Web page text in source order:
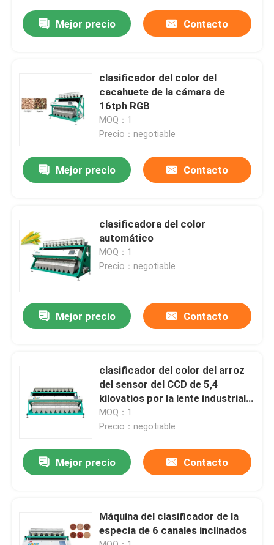
Productos
Sobre nosotros
Viaje de la fábrica
Éntrenos en contacto con
Noticias
Pida una cita
clasificador del color del grano
Mejor precio Contacto
clasificador del color del
cacahuete de la cámara de
16tph RGB
MOQ：1
Precio：negotiable
Mejor precio Contacto
clasificadora del color
automático
MOQ：1
Precio：negotiable
Mejor precio Contacto
clasificador del color del arroz
del sensor del CCD de 5,4
kilovatios por la lente industrial
de la alta definición
MOQ：1
Precio：negotiable
Mejor precio Contacto
Máquina del clasificador de la
especia de 6 canales inclinados